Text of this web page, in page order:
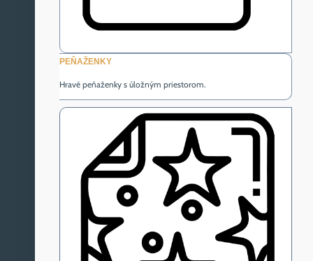
PEŇAŽENKY
Hravé peňaženky s úložným priestorom.